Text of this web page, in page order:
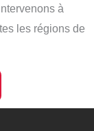
à
les régions de